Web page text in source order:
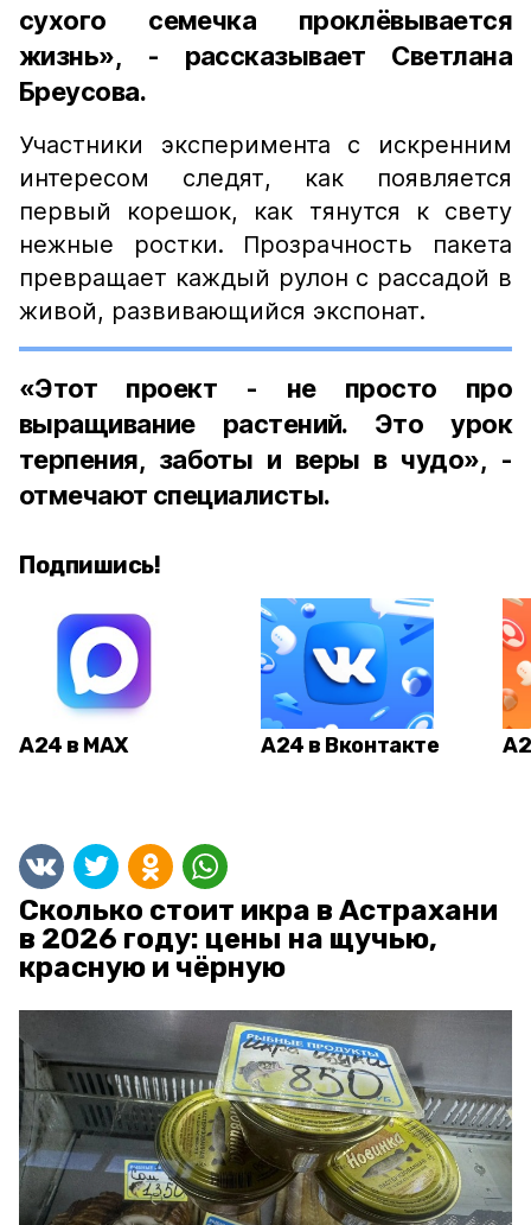
сухого семечка проклёвывается
жизнь», - рассказывает Светлана
Бреусова.
Участники эксперимента с искренним
интересом следят, как появляется
первый корешок, как тянутся к свету
нежные ростки. Прозрачность пакета
превращает каждый рулон с рассадой в
живой, развивающийся экспонат.
«Этот проект - не просто про
выращивание растений. Это урок
терпения, заботы и веры в чудо», -
отмечают специалисты.
Подпишись!
А24 в MAX А24 в Вконтакте
Сколько стоит икра в Астрахани
в 2026 году: цены на щучью,
красную и чёрную